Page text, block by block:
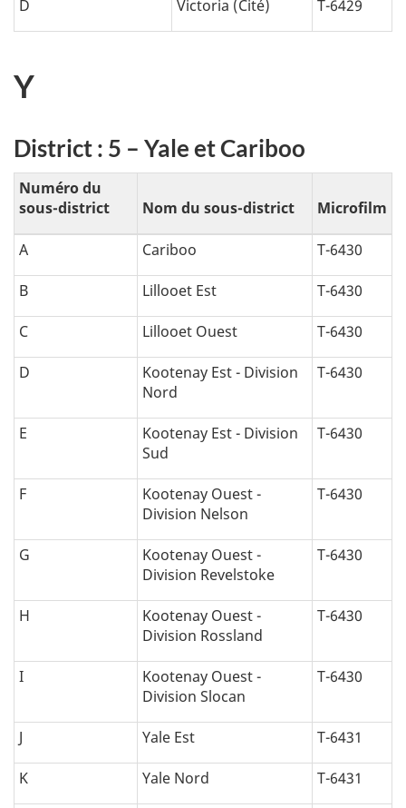
D Victoria (Cité) T-6429
Y
District : 5 – Yale et Cariboo
Numéro du
sous-district
Nom du sous-district Microfilm
A Cariboo T-6430
B Lillooet Est T-6430
C Lillooet Ouest T-6430
D
Kootenay Est - Division
Nord
T-6430
E
Kootenay Est - Division
Sud
T-6430
F
Kootenay Ouest -
Division Nelson
T-6430
G
Kootenay Ouest -
Division Revelstoke
T-6430
H
Kootenay Ouest -
Division Rossland
T-6430
I
Kootenay Ouest -
Division Slocan
T-6430
J Yale Est T-6431
K Yale Nord T-6431